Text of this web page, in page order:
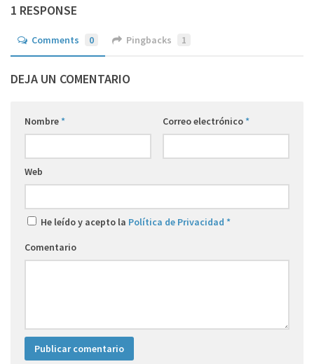
1 RESPONSE
Comments 0 Pingbacks 1
DEJA UN COMENTARIO
Nombre* Correo electrónico*
Web
He leído y acepto la Política de Privacidad *
Comentario